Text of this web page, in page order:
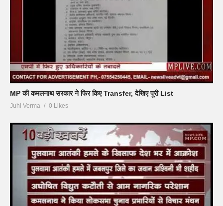
MP की कमलनाथ सरकार ने फिर किए Transfer, देखिए पूरी List
Juhi Verma 0 Likes